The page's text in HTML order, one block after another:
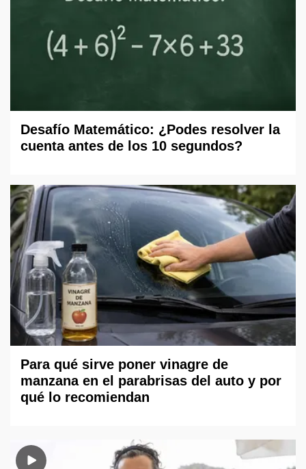
Desafío Matemático: ¿Podes resolver la
cuenta antes de los 10 segundos?
Para qué sirve poner vinagre de
manzana en el parabrisas del auto y por
qué lo recomiendan